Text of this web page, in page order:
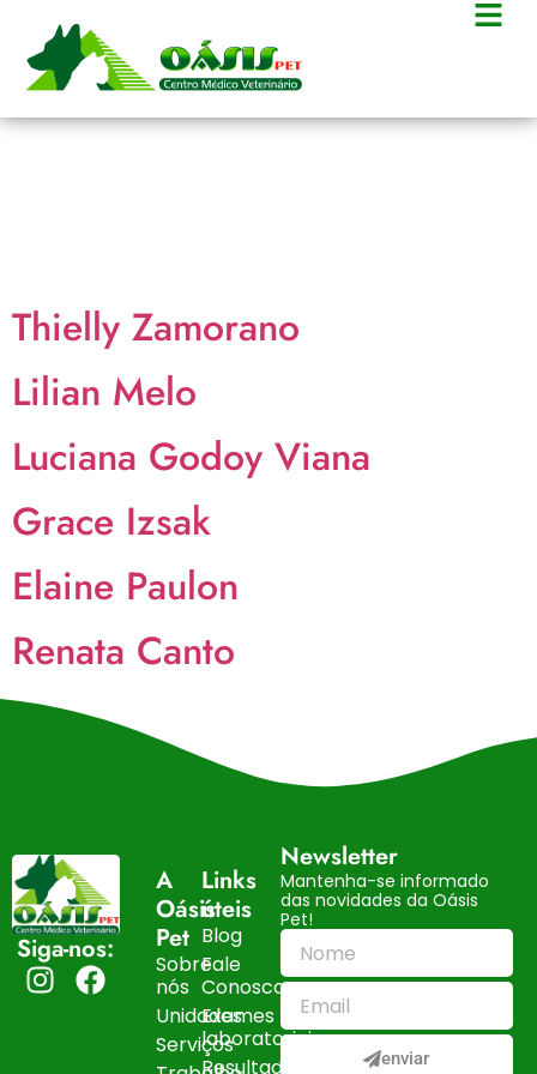
Thielly Zamorano
Lilian Melo
Luciana Godoy Viana
Grace Izsak
Elaine Paulon
Renata Canto
Siga-nos:
A
Oásis
Pet
Sobre
nós
Unidades
Serviços
Links
úteis
Blog
Fale
Conosco
Exames
laboratoriais
Resultados
Newsletter
Mantenha-se informado
das novidades da Oásis
Pet!
enviar